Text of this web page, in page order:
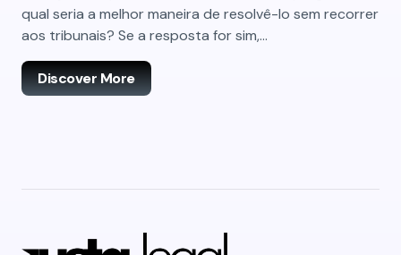
qual seria a melhor maneira de resolvê-lo sem recorrer
aos tribunais? Se a resposta for sim,…
Discover More